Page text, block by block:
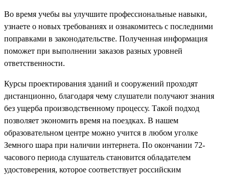
Во время учебы вы улучшите профессиональные навыки,
узнаете о новых требованиях и ознакомитесь с последними
поправками в законодательстве. Полученная информация
поможет при выполнении заказов разных уровней
ответственности.
Курсы проектирования зданий и сооружений проходят
дистанционно, благодаря чему слушатели получают знания
без ущерба производственному процессу. Такой подход
позволяет экономить время на поездках. В нашем
образовательном центре можно учится в любом уголке
Земного шара при наличии интернета. По окончании 72-
часового периода слушатель становится обладателем
удостоверения, которое соответствует российским